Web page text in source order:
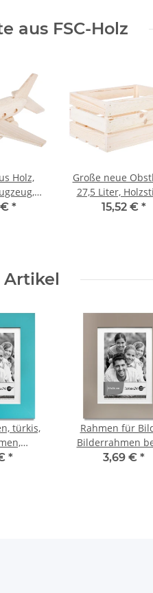
aus FSC-Holz
Holz,
cm
*
Große neue
27,5 Liter,
46 × 32 × 23 cm
15,52 € *
türkis,
*
Rahmen für
Bilderrahmen
Bildformat 18 ×
3,69 € *